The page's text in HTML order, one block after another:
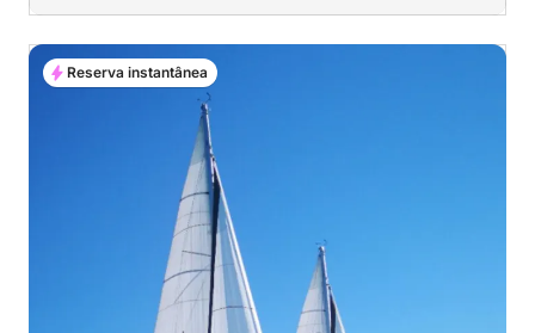
Reserva instantânea